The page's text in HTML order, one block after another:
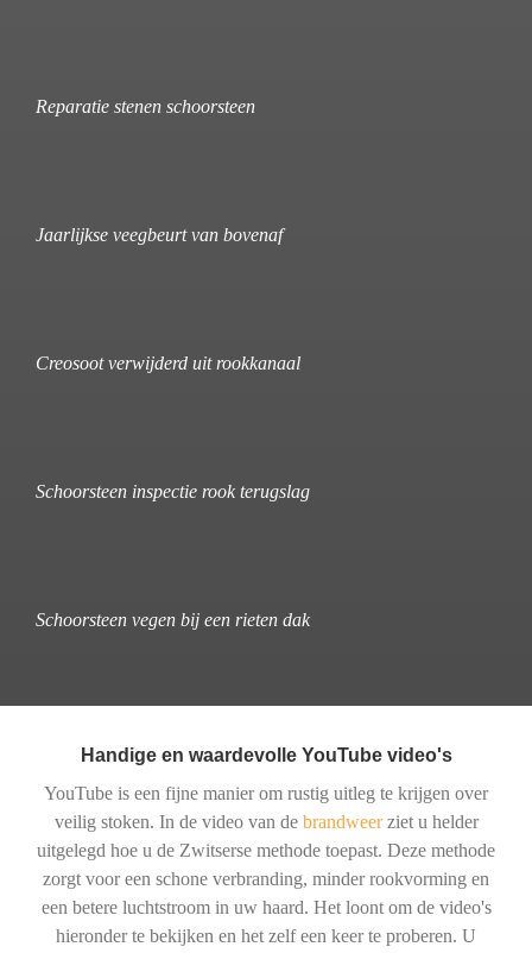
Reparatie stenen schoorsteen
Jaarlijkse veegbeurt van bovenaf
Creosoot verwijderd uit rookkanaal
Schoorsteen inspectie rook terugslag
Schoorsteen vegen bij een rieten dak
Handige en waardevolle YouTube video's
YouTube is een fijne manier om rustig uitleg te krijgen over
veilig stoken. In de video van de brandweerziet u helder
uitgelegd hoe u de Zwitserse methode toepast. Deze methode
zorgt voor een schone verbranding, minder rookvorming en
een betere luchtstroom in uw haard. Het loont om de video's
hieronder te bekijken en het zelf een keer te proberen. U